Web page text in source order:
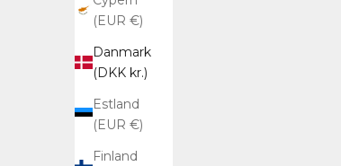
(EUR €)
Danmark
(DKK kr.)
Estland
(EUR €)
Finland